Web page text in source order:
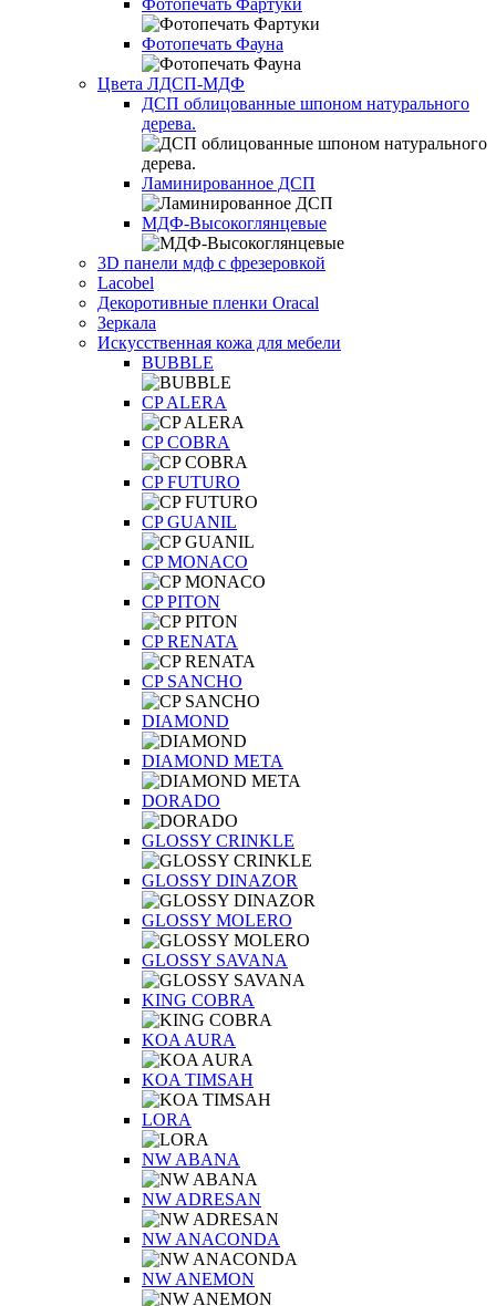
Фотопечать Фартуки
Фотопечать Фауна
Цвета ЛДСП-МДФ
ДСП облицованные шпоном натурального
дерева.
Ламинированное ДСП
МДФ-Высокоглянцевые
3D панели мдф с фрезеровкой
Lacobel
Декоротивные пленки Oracal
Зеркала
Искусственная кожа для мебели
BUBBLE
CP ALERA
CP COBRA
CP FUTURO
CP GUANIL
CP MONACO
CP PITON
CP RENATA
CP SANCHO
DIAMOND
DIAMOND META
DORADO
GLOSSY CRINKLE
GLOSSY DINAZOR
GLOSSY MOLERO
GLOSSY SAVANA
KING COBRA
KOA AURA
KOA TIMSAH
LORA
NW ABANA
NW ADRESAN
NW ANACONDA
NW ANEMON